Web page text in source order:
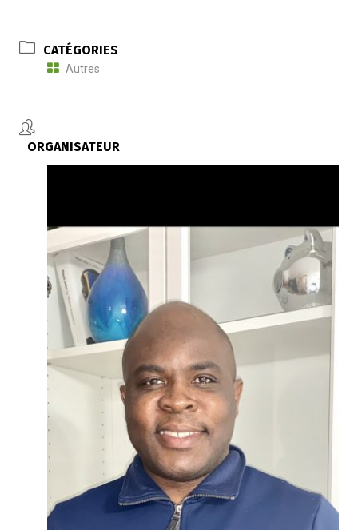
CATÉGORIES
Autres
ORGANISATEUR